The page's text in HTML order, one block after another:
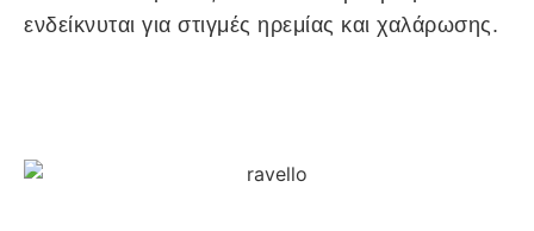
ενδείκνυται για στιγμές ηρεμίας και χαλάρωσης.